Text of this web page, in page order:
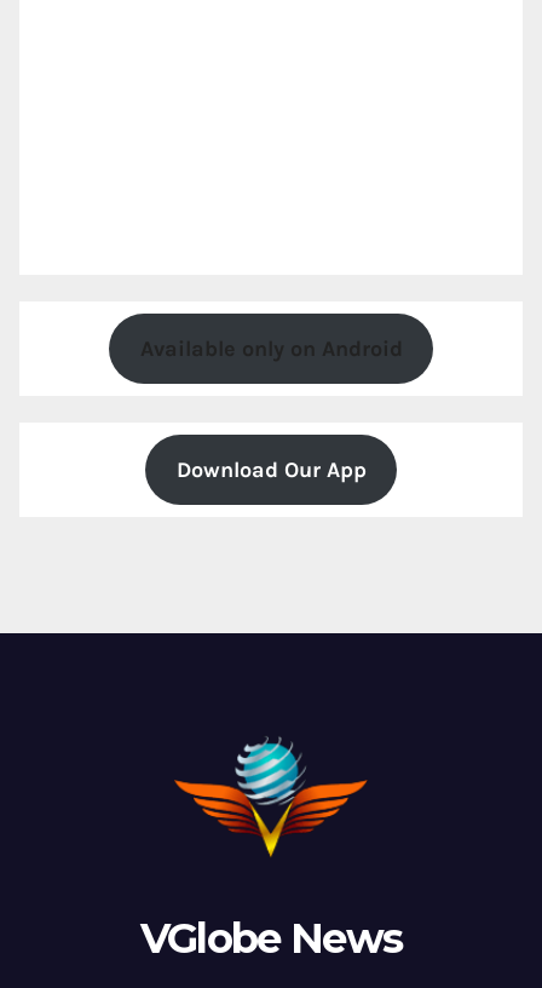
Available only on Android
Download Our App
VGlobe News